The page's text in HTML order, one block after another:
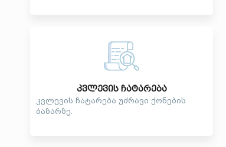
კვლევის ჩატარება
კვლევის ჩატარება უძრავი ქონების
ბაზარზე.